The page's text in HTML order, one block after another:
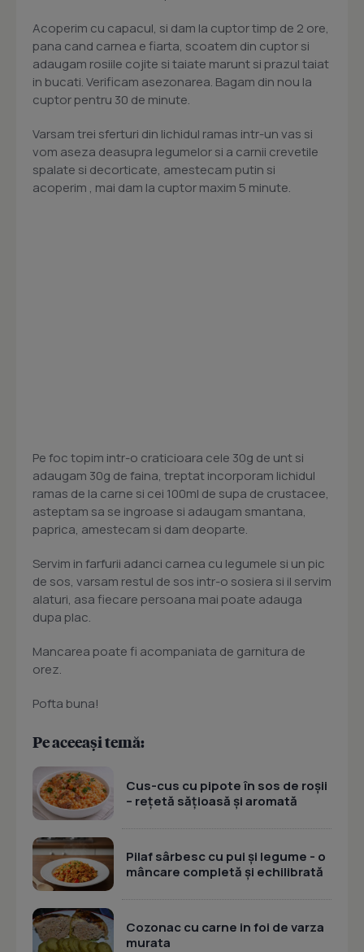
Acoperim cu capacul, si dam la cuptor timp de 2 ore,
pana cand carnea e fiarta, scoatem din cuptor si
adaugam rosiile cojite si taiate marunt si prazul taiat
in bucati. Verificam asezonarea. Bagam din nou la
cuptor pentru 30 de minute.
Varsam trei sferturi din lichidul ramas intr-un vas si
vom aseza deasupra legumelor si a carnii crevetile
spalate si decorticate, amestecam putin si
acoperim , mai dam la cuptor maxim 5 minute.
Pe foc topim intr-o craticioara cele 30g de unt si
adaugam 30g de faina, treptat incorporam lichidul
ramas de la carne si cei 100ml de supa de crustacee,
asteptam sa se ingroase si adaugam smantana,
paprica, amestecam si dam deoparte.
Servim in farfurii adanci carnea cu legumele si un pic
de sos, varsam restul de sos intr-o sosiera si il servim
alaturi, asa fiecare persoana mai poate adauga
dupa plac.
Mancarea poate fi acompaniata de garnitura de
orez.
Pofta buna!
Pe aceeași temă:
Cus-cus cu pipote în sos de roșii
– rețetă sățioasă și aromată
Pilaf sârbesc cu pui și legume - o
mâncare completă și echilibrată
Cozonac cu carne in foi de varza
murata